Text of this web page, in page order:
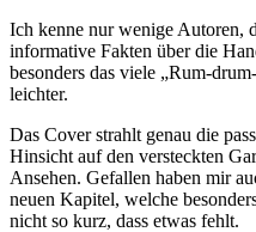
Ich kenne nur wenige Autoren,
informative Fakten über die
besonders das viele „Rum-
leichter.
Das Cover strahlt genau die
Hinsicht auf den versteckten
Ansehen. Gefallen haben mir
neuen Kapitel, welche
nicht so kurz, dass etwas fehlt.